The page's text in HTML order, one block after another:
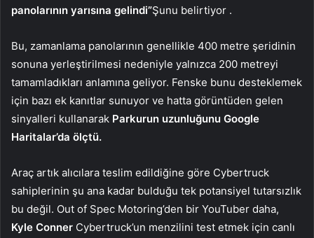
panolarının yarısına gelindi”Şunu belirtiyor .
Bu, zamanlama panolarının genellikle 400 metre şeridinin
sonuna yerleştirilmesi nedeniyle yalnızca 200 metreyi
tamamladıkları anlamına geliyor. Fenske bunu desteklemek
için bazı ek kanıtlar sunuyor ve hatta görüntüden gelen
sinyalleri kullanarak Parkurun uzunluğunu Google
Haritalar’da ölçtü.
Araç artık alıcılara teslim edildiğine göre Cybertruck
sahiplerinin şu ana kadar bulduğu tek potansiyel tutarsızlık
bu değil. Out of Spec Motoring’den bir YouTuber daha,
Kyle Conner Cybertruck’un menzilini test etmek için canlı